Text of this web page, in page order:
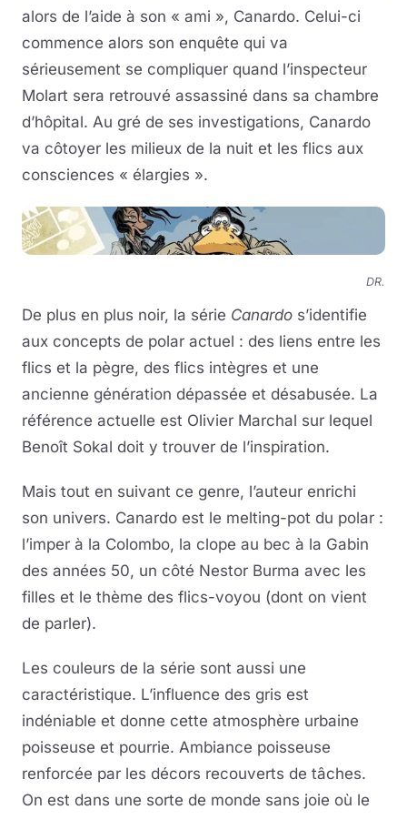
alors de l’aide à son « ami », Canardo. Celui-ci
commence alors son enquête qui va
sérieusement se compliquer quand l’inspecteur
Molart sera retrouvé assassiné dans sa chambre
d’hôpital. Au gré de ses investigations, Canardo
va côtoyer les milieux de la nuit et les flics aux
consciences « élargies ».
DR.
De plus en plus noir, la série Canardo s’identifie
aux concepts de polar actuel : des liens entre les
flics et la pègre, des flics intègres et une
ancienne génération dépassée et désabusée. La
référence actuelle est Olivier Marchal sur lequel
Benoît Sokal doit y trouver de l’inspiration.
Mais tout en suivant ce genre, l’auteur enrichi
son univers. Canardo est le melting-pot du polar :
l’imper à la Colombo, la clope au bec à la Gabin
des années 50, un côté Nestor Burma avec les
filles et le thème des flics-voyou (dont on vient
de parler).
Les couleurs de la série sont aussi une
caractéristique. L’influence des gris est
indéniable et donne cette atmosphère urbaine
poisseuse et pourrie. Ambiance poisseuse
renforcée par les décors recouverts de tâches.
On est dans une sorte de monde sans joie où le